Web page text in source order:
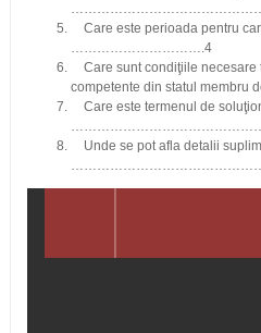
Care este perioada pentru
………………………….4
Care sunt condiţiile necesare
competente din statul membru
Care este termenul de
Unde se pot afla detalii